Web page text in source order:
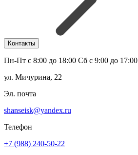
Контакты
Пн-Пт с 8:00 до 18:00 Сб с 9:00 до 17:00
ул. Мичурина, 22
Эл. почта
shanseisk@yandex.ru
Телефон
+7 (988) 240-50-22